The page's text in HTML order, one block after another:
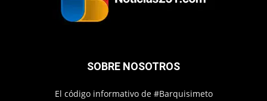
SOBRE NOSOTROS
El código informativo de #Barquisimeto